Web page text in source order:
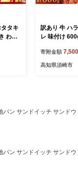
タキ
わら
お
は
訳あり 牛 ハ
レ 味付け
焼肉 焼き 肉
らか 臭みなし
寄附金額
高知県須崎市
ン サンドイッチ サンド
ン サンドイッチ サンド